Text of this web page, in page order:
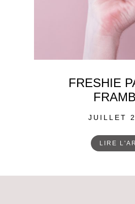
FRESHIE
POSTED
JUILLET
LIRE